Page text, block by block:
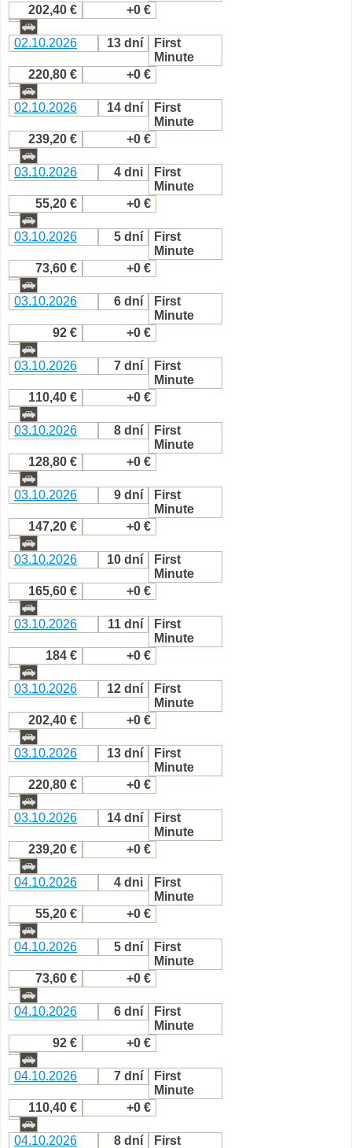
202,40 €
+0 €
02.10.2026 13 dní
First
Minute
220,80 €
+0 €
02.10.2026 14 dní
First
Minute
239,20 €
+0 €
03.10.2026 4 dni
First
Minute
55,20 €
+0 €
03.10.2026 5 dní
First
Minute
73,60 €
+0 €
03.10.2026 6 dní
First
Minute
92 €
+0 €
03.10.2026 7 dní
First
Minute
110,40 €
+0 €
03.10.2026 8 dní
First
Minute
128,80 €
+0 €
03.10.2026 9 dní
First
Minute
147,20 €
+0 €
03.10.2026 10 dní
First
Minute
165,60 €
+0 €
03.10.2026 11 dní
First
Minute
184 €
+0 €
03.10.2026 12 dní
First
Minute
202,40 €
+0 €
03.10.2026 13 dní
First
Minute
220,80 €
+0 €
03.10.2026 14 dní
First
Minute
239,20 €
+0 €
04.10.2026 4 dni
First
Minute
55,20 €
+0 €
04.10.2026 5 dní
First
Minute
73,60 €
+0 €
04.10.2026 6 dní
First
Minute
92 €
+0 €
04.10.2026 7 dní
First
Minute
110,40 €
+0 €
04.10.2026 8 dní
First